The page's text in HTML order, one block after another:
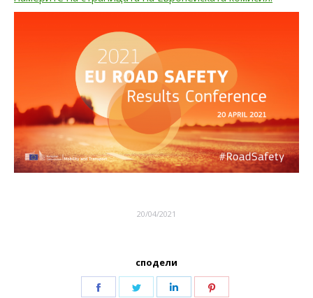
20/04/2021
сподели